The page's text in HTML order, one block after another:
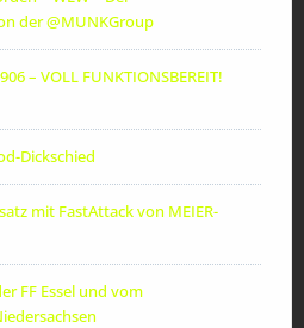
der ‪@MUNKGroup‬
– VOLL FUNKTIONSBEREIT!
Dickschied
mit FastAttack von MEIER-
FF Essel und vom